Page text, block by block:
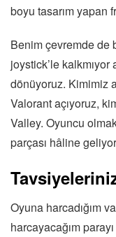
boyu tasarım yapan
Benim çevremde de
joystick’le
dönüyoruz. Kimimiz
Valorant açıyoruz,
Valley. Oyuncu
parçası hâline
Oyuna harcadığım
harcayacağım